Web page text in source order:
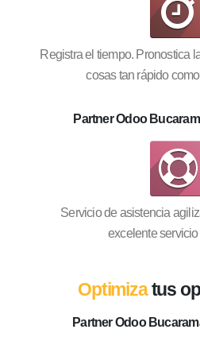
Registra el tiempo. Pronostica
cosas tan rápido
Partner Odoo
Servicio de asistencia
excelente
Optimizatus
Partner Odoo